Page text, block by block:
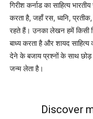
गिरीश कर्नाड का साहित्य
करता है, जहाँ रस, ध्वनि,
रहते हैं। उनका लेखन हमें किसी
बाध्य करता है और शायद
देने के बजाय प्रश्नों के साथ छोड़
जन्म लेता है।
Discover